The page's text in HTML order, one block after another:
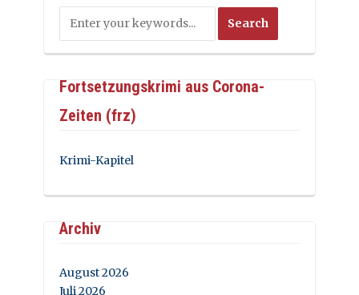
Fortsetzungskrimi aus Corona-
Zeiten (frz)
Krimi-Kapitel
Archiv
August 2026
Juli 2026